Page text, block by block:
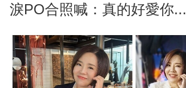
淚PO合照喊：真的好愛你...